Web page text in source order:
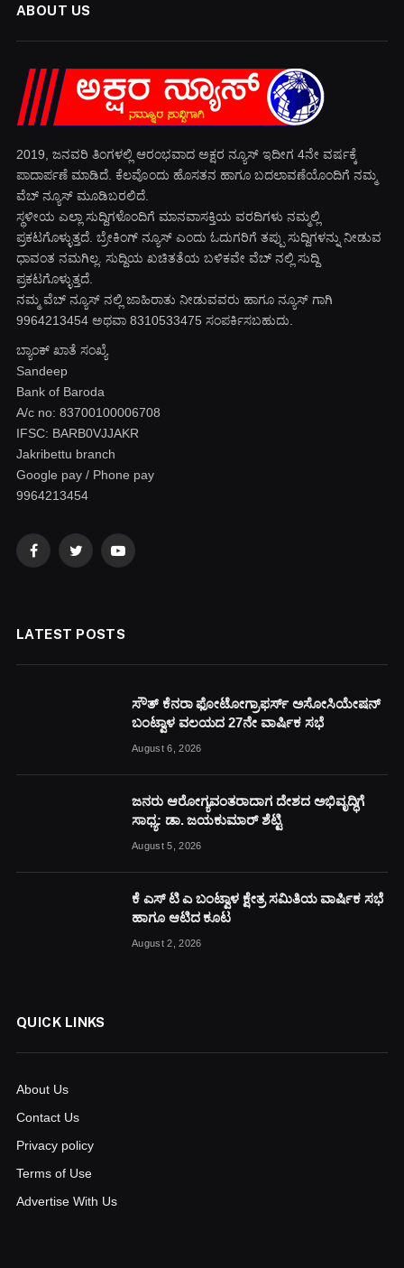
ABOUT US
2019, ಜನವರಿ‌ ತಿಂಗಳಲ್ಲಿ ಆರಂಭವಾದ ಅಕ್ಷರ ನ್ಯೂಸ್ ಇದೀಗ 4ನೇ ವರ್ಷಕ್ಕೆ
ಪಾದಾರ್ಪಣೆ ಮಾಡಿದೆ. ಕೆಲವೊಂದು ಹೊಸತನ ಹಾಗೂ ಬದಲಾವಣೆಯೊಂದಿಗೆ ನಮ್ಮ
ವೆಬ್ ನ್ಯೂಸ್ ಮೂಡಿಬರಲಿದೆ.
ಸ್ಥಳೀಯ ಎಲ್ಲಾ ಸುದ್ದಿಗಳೊಂದಿಗೆ ಮಾನವಾಸಕ್ತಿಯ ವರದಿಗಳು ನಮ್ಮಲ್ಲಿ
ಪ್ರಕಟಗೊಳ್ಳುತ್ತದೆ. ಬ್ರೇಕಿಂಗ್ ನ್ಯೂಸ್ ಎಂದು ಓದುಗರಿಗೆ ತಪ್ಪು ಸುದ್ದಿಗಳನ್ನು ನೀಡುವ
ಧಾವಂತ ನಮಗಿಲ್ಲ. ಸುದ್ದಿಯ ಖಚಿತತೆಯ ಬಳಿಕವೇ ವೆಬ್ ನಲ್ಲಿ ಸುದ್ದಿ
ಪ್ರಕಟಗೊಳ್ಳುತ್ತದೆ.
ನಮ್ಮ ವೆಬ್ ನ್ಯೂಸ್ ನಲ್ಲಿ ಜಾಹಿರಾತು ನೀಡುವವರು ಹಾಗೂ ನ್ಯೂಸ್ ಗಾಗಿ
9964213454 ಅಥವಾ 8310533475 ಸಂಪರ್ಕಿಸಬಹುದು.
ಬ್ಯಾಂಕ್ ಖಾತೆ ಸಂಖ್ಯೆ
Sandeep
Bank of Baroda
A/c no: 83700100006708
IFSC: BARB0VJJAKR
Jakribettu branch
Google pay / Phone pay
9964213454
FacebookTwitter YouTube
LATEST POSTS
ಸೌತ್ ಕೆನರಾ ಫೋಟೋಗ್ರಾಫರ್ಸ್ ಅಸೋಸಿಯೇಷನ್
ಬಂಟ್ವಾಳ ವಲಯದ 27ನೇ ವಾರ್ಷಿಕ ಸಭೆ
August 6, 2026
ಜನರು ಆರೋಗ್ಯವಂತರಾದಾಗ ದೇಶದ ಅಭಿವೃದ್ಧಿಗೆ
ಸಾಧ್ಯ: ಡಾ. ಜಯಕುಮಾರ್ ಶೆಟ್ಟಿ
August 5, 2026
ಕೆ ಎಸ್ ಟಿ ಎ ಬಂಟ್ವಾಳ ಕ್ಷೇತ್ರ ಸಮಿತಿಯ ವಾರ್ಷಿಕ ಸಭೆ
ಹಾಗೂ ಆಟಿದ ಕೂಟ
August 2, 2026
QUICK LINKS
About Us
Contact Us
Privacy policy
Terms of Use
Advertise With Us